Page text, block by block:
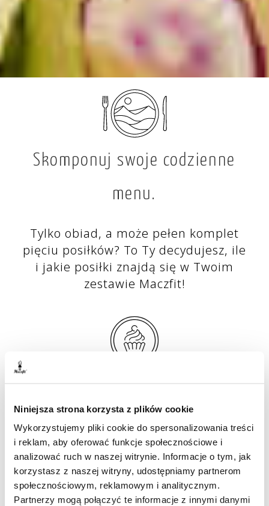
Niniejsza strona korzysta z plików cookie
Wykorzystujemy pliki cookie do spersonalizowania treści
i reklam, aby oferować funkcje społecznościowe i
analizować ruch w naszej witrynie. Informacje o tym, jak
korzystasz z naszej witryny, udostępniamy partnerom
społecznościowym, reklamowym i analitycznym.
Partnerzy mogą połączyć te informacje z innymi danymi
Skomponuj swoje codzienne
menu.
Tylko obiad, a może pełen komplet
pięciu posiłków? To Ty decydujesz, ile
i jakie posiłki znajdą się w Twoim
zestawie Maczfit!
Wzbogać swoją dietę o
dodatki!
Masz ochotę na coś ekstra? Dodaj do